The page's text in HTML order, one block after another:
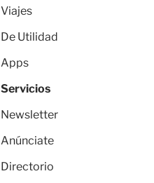
Viajes
De Utilidad
Apps
Servicios
Newsletter
Anúnciate
Directorio